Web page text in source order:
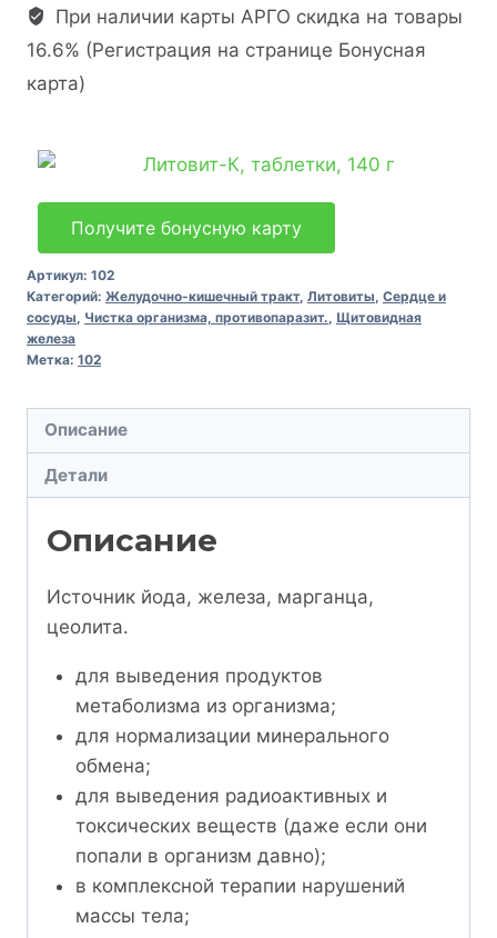
При наличии карты АРГО скидка на товары
16.6% (Регистрация на странице Бонусная
карта)
Получите бонусную карту
Артикул: 102
Категорий: Желудочно-кишечный тракт, Литовиты, Сердце и
сосуды, Чистка организма, противопаразит., Щитовидная
железа
Метка: 102
Описание
Детали
Описание
Источник йода, железа, марганца,
цеолита.
для выведения продуктов
метаболизма из организма;
для нормализации минерального
обмена;
для выведения радиоактивных и
токсических веществ (даже если они
попали в организм давно);
в комплексной терапии нарушений
массы тела;